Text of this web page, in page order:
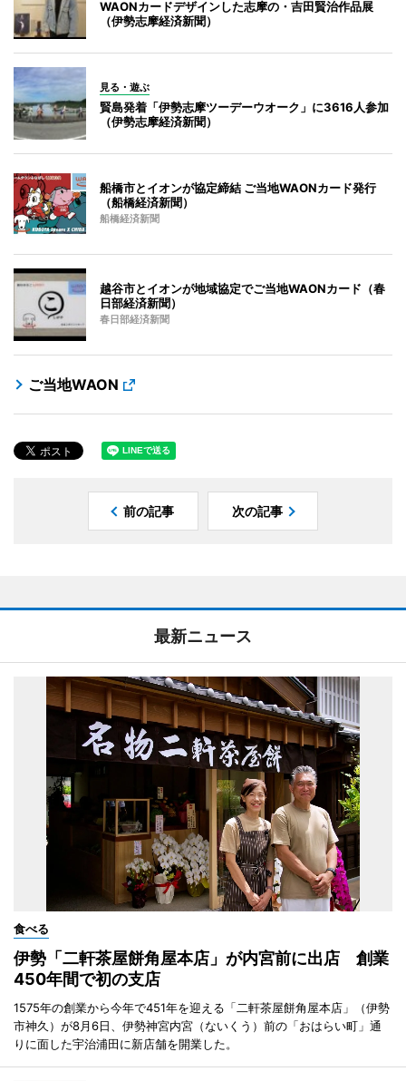
WAONカードデザインした志摩の・吉田賢治作品展
（伊勢志摩経済新聞）
見る・遊ぶ
賢島発着「伊勢志摩ツーデーウオーク」に3616人参加
（伊勢志摩経済新聞）
船橋市とイオンが協定締結 ご当地WAONカード発行
（船橋経済新聞）
船橋経済新聞
越谷市とイオンが地域協定でご当地WAONカード（春
日部経済新聞）
春日部経済新聞
ご当地WAON
前の記事 次の記事
最新ニュース
食べる
伊勢「二軒茶屋餅角屋本店」が内宮前に出店 創業
450年間で初の支店
1575年の創業から今年で451年を迎える「二軒茶屋餅角屋本店」（伊勢
市神久）が8月6日、伊勢神宮内宮（ないくう）前の「おはらい町」通
りに面した宇治浦田に新店舗を開業した。